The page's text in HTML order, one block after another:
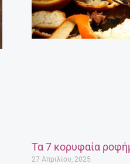
Τα 7 κορυφαία
27 Απριλίου, 2025